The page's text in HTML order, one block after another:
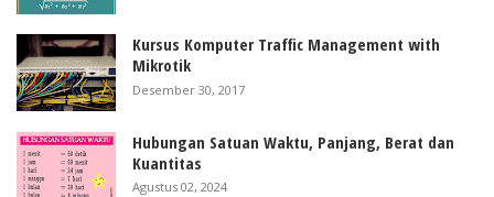
Kursus Komputer Traffic Management with
Mikrotik
Desember 30, 2017
Hubungan Satuan Waktu, Panjang, Berat dan
Kuantitas
Agustus 02, 2024